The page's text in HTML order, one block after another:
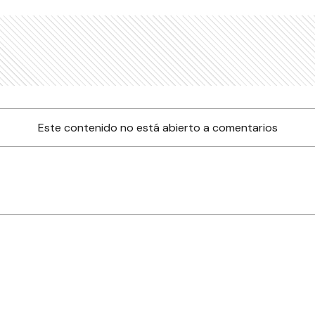
Este contenido no está abierto a comentarios